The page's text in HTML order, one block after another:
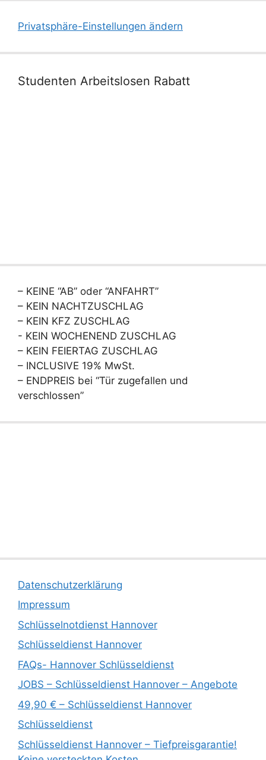
Privatsphäre-Einstellungen ändern
Studenten Arbeitslosen Rabatt
– KEINE “AB” oder “ANFAHRT”
– KEIN NACHTZUSCHLAG
– KEIN KFZ ZUSCHLAG
- KEIN WOCHENEND ZUSCHLAG
– KEIN FEIERTAG ZUSCHLAG
– INCLUSIVE 19% MwSt.
– ENDPREIS bei “Tür zugefallen und
verschlossen”
Datenschutzerklärung
Impressum
Schlüsselnotdienst Hannover
Schlüsseldienst Hannover
FAQs- Hannover Schlüsseldienst
JOBS – Schlüsseldienst Hannover – Angebote
49,90 € – Schlüsseldienst Hannover
Schlüsseldienst
Schlüsseldienst Hannover – Tiefpreisgarantie!